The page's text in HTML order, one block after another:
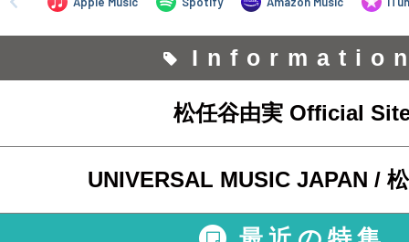
松任谷由実 Official
UNIVERSAL MUSIC JAPAN /